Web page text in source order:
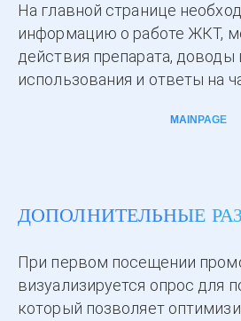
На главной странице
информацию о работе ЖКТ,
действия препарата, доводы
использования и ответы на
MAINPAGE
ДОПОЛНИТЕЛЬНЫЕ
При первом посещении
визуализируется опрос для
который позволяет